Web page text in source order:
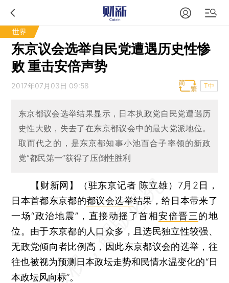
世界
东京议会选举自民党遭遇历史性惨
败 重击安倍声势
2017年07月03日 09:58 T中
东京都议会选举结果显示，日本执政党自民党遭遇历
史性大败，失去了在东京都议会中的最大党派地位。
取而代之的，是东京都知事小池百合子率领的新政
党“都民第一”获得了压倒性胜利
【财新网】（驻东京记者 陈立雄） 7月2日，
日本首都东京都的都议会选举结果，给日本带来了
一场“政治地震”，直接动摇了首相安倍晋三的地
位。由于东京都的人口众多，且选民独立性较强、
无政党倾向者比例高，因此东京都议会的选举，往
往也被视为预测日本政坛走势和民情水温变化的“日
本政坛风向标”。